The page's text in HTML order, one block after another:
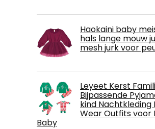
Haokaini baby
hals lange mouw
mesh jurk voor
Leyeet Kerst
Bijpassende
kind Nachtkleding
Wear Outfits voor
Baby